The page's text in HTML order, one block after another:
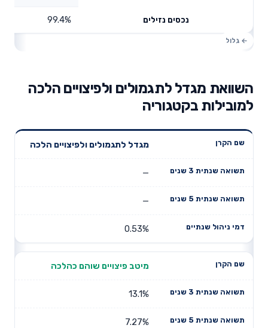
נכסים נזילים 99.4%
השוואת מגדל לתגמולים ולפיצויים הלכה
למובילות בקטגוריה
שנים
תשואה
דמי ניהול
מגדל לתגמולים ולפיצויים הלכה
—
—
0.53%
מיטב פיצויים שוהם כהלכה
13.1%
7.27%